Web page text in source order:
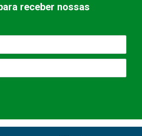
receber nossas